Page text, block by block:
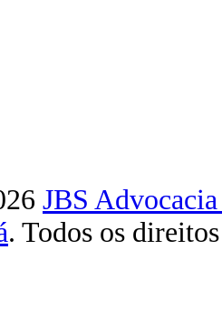
JBS
. Todos os